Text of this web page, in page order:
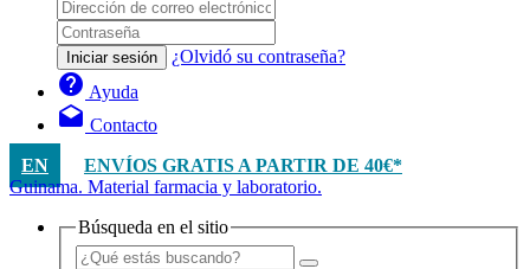
Iniciar sesión ¿Olvidó su contraseña?
help Ayuda
drafts Contacto
EN
ENVÍOS GRATIS A PARTIR DE 40€*
Guinama. Material farmacia y laboratorio.
Búsqueda en el sitio